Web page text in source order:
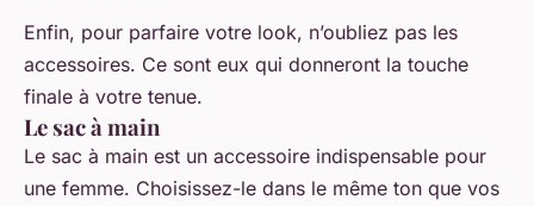
Enfin, pour parfaire votre look, n’oubliez pas les
accessoires. Ce sont eux qui donneront la touche
finale à votre tenue.
Le sac à main
Le sac à main est un accessoire indispensable pour
une femme. Choisissez-le dans le même ton que vos